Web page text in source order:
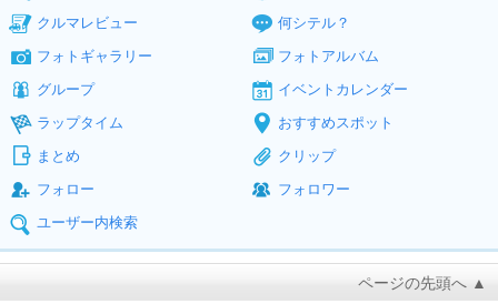
クルマレビュー
何シテル？
フォトギャラリー
フォトアルバム
グループ
イベントカレンダー
ラップタイム
おすすめスポット
まとめ
クリップ
フォロー
フォロワー
ユーザー内検索
ページの先頭へ ▲